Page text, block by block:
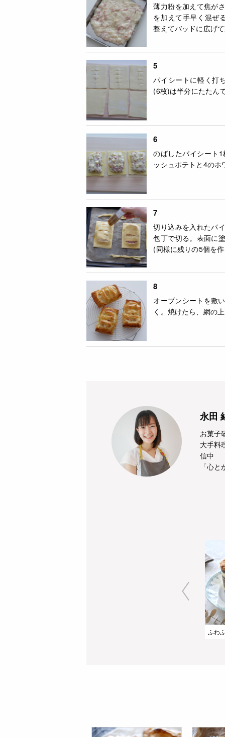
薄力粉を加えて焦が
を加えて手早く混ぜ
整えてバッドに広げ
5
パイシートに軽く打
(6枚)は半分にたたん
6
のばしたパイシート
ッシュポテトと4の
7
切り込みを入れたパ
包丁で切る。表面に
(同様に残りの5個を
8
オーブンシートを敷
く。焼けたら、網の
永田
お菓子
大手料
信中
「心